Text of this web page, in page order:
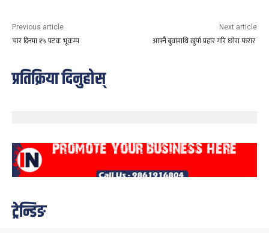
Previous article
चार दिनमा १५ पटक भूकम्प
Next article
आफ्नै बुवामाथि खुर्पा प्रहार गरि छोरा फरार
प्रतिक्रिया दिनुहोस्
ट्रेन्डिङ